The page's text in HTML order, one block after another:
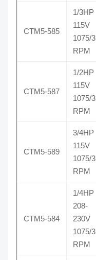
CTM5-585
1/3HP
115V
1075/3
RPM
CTM5-587
1/2HP
115V
1075/3
RPM
CTM5-589
3/4HP
115V
1075/3
RPM
CTM5-584
1/4HP
208-
230V
1075/3
RPM